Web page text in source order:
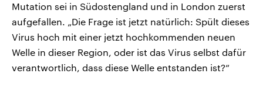
Mutation sei in Südostengland und in London zuerst
aufgefallen. „Die Frage ist jetzt natürlich: Spült dieses
Virus hoch mit einer jetzt hochkommenden neuen
Welle in dieser Region, oder ist das Virus selbst dafür
verantwortlich, dass diese Welle entstanden ist?“